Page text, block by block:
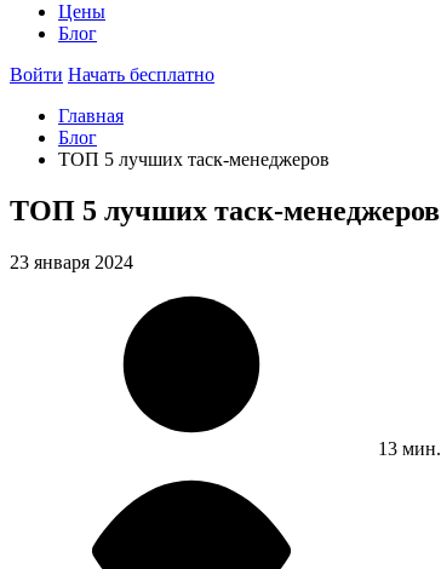
Цены
Блог
Войти Начать бесплатно
Главная
Блог
ТОП 5 лучших таск-менеджеров
ТОП 5 лучших таск-менеджеров
23 января 2024
13 мин.